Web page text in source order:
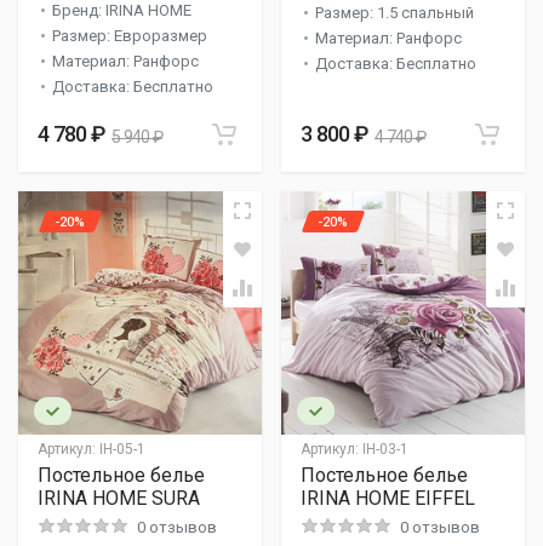
Бренд: IRINA HOME
Размер: Евроразмер
Материал: Ранфорс
Доставка: Бесплатно
4 780 ₽ 5 940 ₽
Размер: 1.5 спальный
Материал: Ранфорс
Доставка: Бесплатно
3 800 ₽ 4 740 ₽
Артикул: IH-05-1
-20%
Постельное белье
IRINA HOME SURA
0 отзывов
Артикул: IH-03-1
-20%
Постельное белье
IRINA HOME EIFFEL
0 отзывов